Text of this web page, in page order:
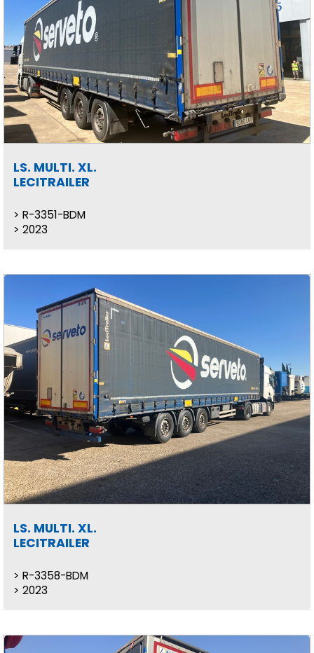
LS. MULTI. XL.
LECITRAILER
R-3351-BDM
2023
LS. MULTI. XL.
LECITRAILER
R-3358-BDM
2023